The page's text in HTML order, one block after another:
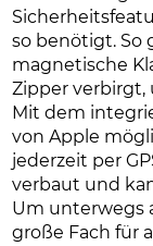
so benötigt. So
magnetische
Zipper verbirgt,
Mit dem
von Apple
jederzeit per
verbaut und
Um unterwegs
große Fach für